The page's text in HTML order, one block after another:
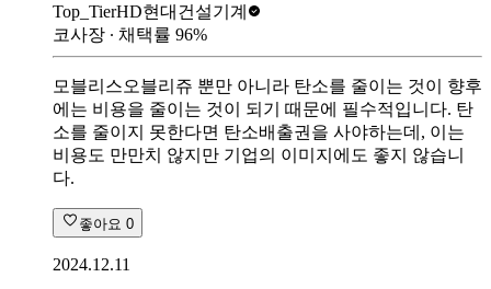
Top_TierHD현대건설기계
코사장 ∙ 채택률 96%
모블리스오블리쥬 뿐만 아니라 탄소를 줄이는 것이 향후
에는 비용을 줄이는 것이 되기 때문에 필수적입니다. 탄
소를 줄이지 못한다면 탄소배출권을 사야하는데, 이는
비용도 만만치 않지만 기업의 이미지에도 좋지 않습니
다.
좋아요 0
2024.12.11